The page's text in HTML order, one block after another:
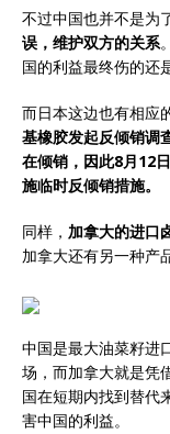
不过中国也并不是为
误，维护双方的关系
国的利益最终伤的还
而日本这边也有相应
基橡胶发起反倾销调
在倾销，因此8月12
施临时反倾销措施。
同样， 加拿大的进口
加拿大还有另一种产
中国是最大油菜籽进
场，而加拿大就是凭
国在短期内找到替代
害中国的利益。